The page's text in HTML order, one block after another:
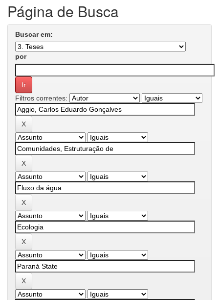
Página de Busca
Buscar em:
por
Filtros correntes: